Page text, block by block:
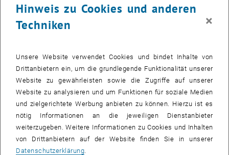
Bereits seit 2006 wurden im Auftrag des Rektorates sukzessive drei
für Vereinbarkeit wichtige Bereiche aufgebaut (bzw. befinden sich in
Angehörige und Dual Career Advice
In weiterer Folge hat sich die TU Wien im Juni 2015 zur
nachhaltigen Verankerung der Vereinbarkeitsthematik bekannt,
indem das Rektorat einstimmig beschlossen hat, die Charta
"Familie in der Hochschule" zu unterzeichnen. Das Führen des
zugehörigen Gütesiegels "Familie in der Hochschule" bedingt, dass
die Universität selbstverantwortlich an der Erreichung der in Charta
festgelegten Ziele arbeitet und sich im Best Practice Club der
Hinweis zu Cookies und anderen
Techniken
×
Unsere Website verwendet Cookies und bindet Inhalte von
Drittanbietern ein, um die grundlegende Funktionalität unserer
Website zu gewährleisten sowie die Zugriffe auf unserer
Website zu analysieren und um Funktionen für soziale Medien
und zielgerichtete Werbung anbieten zu können. Hierzu ist es
nötig Informationen an die jeweiligen Dienstanbieter
weiterzugeben. Weitere Informationen zu Cookies und Inhalten
von Drittanbietern auf der Website finden Sie in unserer
Datenschutzerklärung